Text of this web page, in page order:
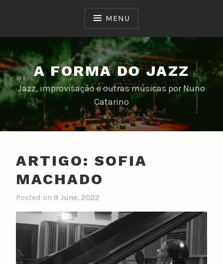
MENU
A FORMA DO JAZZ
Jazz, improvisação e outras músicas por Nuno
Catarino
ARTIGO: SOFIA
MACHADO
Posted on 9 June, 2022
y
n
u
o